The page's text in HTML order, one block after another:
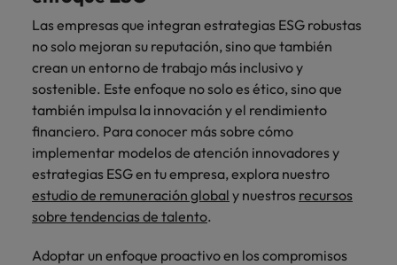
Las empresas que integran estrategias ESG robustas
no solo mejoran su reputación, sino que también
crean un entorno de trabajo más inclusivo y
sostenible. Este enfoque no solo es ético, sino que
también impulsa la innovación y el rendimiento
financiero. Para conocer más sobre cómo
implementar modelos de atención innovadores y
estrategias ESG en tu empresa, explora nuestro
estudio de remuneración global y nuestros recursos
sobre tendencias de talento.
Adoptar un enfoque proactivo en los compromisos